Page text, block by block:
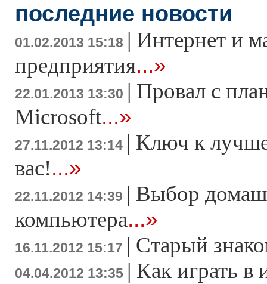
последние новости
01.02.2013 15:18 | Интернет и
предприятия...»
22.01.2013 13:30 | Провал с
Microsoft...»
27.11.2012 13:14 | Ключ к
вас!...»
22.11.2012 14:39 | Выбор
компьютера...»
16.11.2012 15:17 | Старый
04.04.2012 13:35 | Как играть в